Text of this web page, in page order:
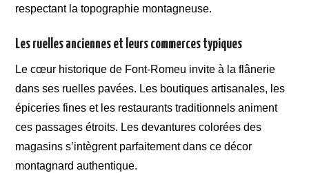
respectant la topographie montagneuse.
Les ruelles anciennes et leurs commerces typiques
Le cœur historique de Font-Romeu invite à la flânerie
dans ses ruelles pavées. Les boutiques artisanales, les
épiceries fines et les restaurants traditionnels animent
ces passages étroits. Les devantures colorées des
magasins s’intègrent parfaitement dans ce décor
montagnard authentique.